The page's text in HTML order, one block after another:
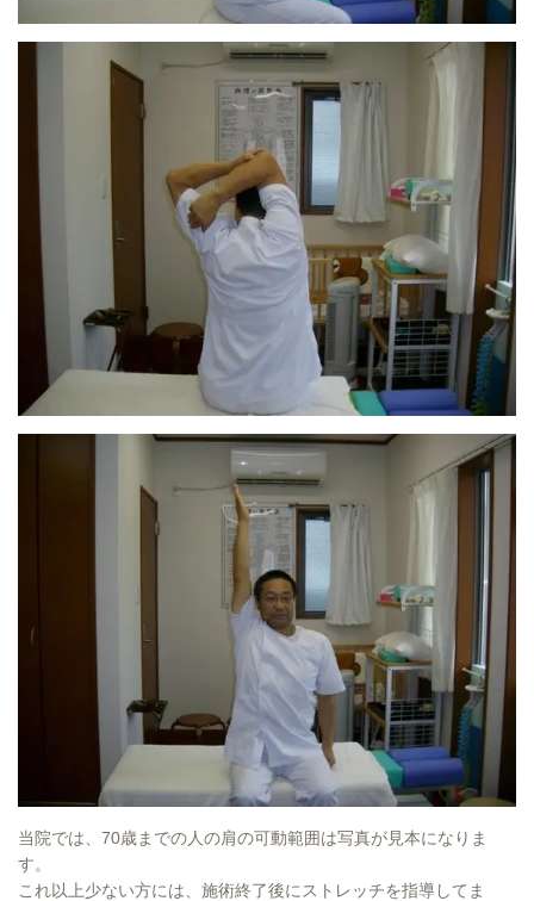
当院では、70歳までの人の肩の可動範囲は写真が見本になりま
す。
これ以上少ない方には、施術終了後にストレッチを指導してま